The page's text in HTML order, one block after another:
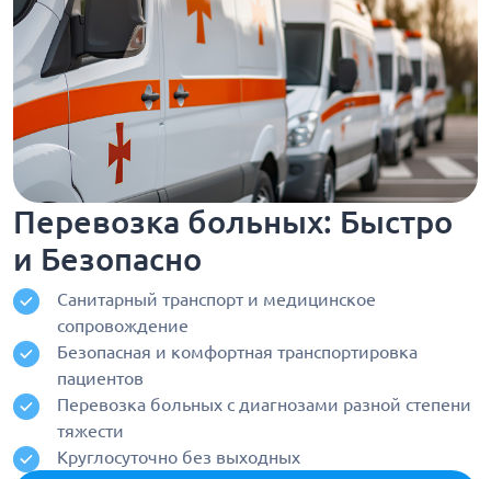
Перевозка больных: Быстро
и Безопасно
Санитарный транспорт и медицинское
сопровождение
Безопасная и комфортная транспортировка
пациентов
Перевозка больных с диагнозами разной степени
тяжести
Круглосуточно без выходных